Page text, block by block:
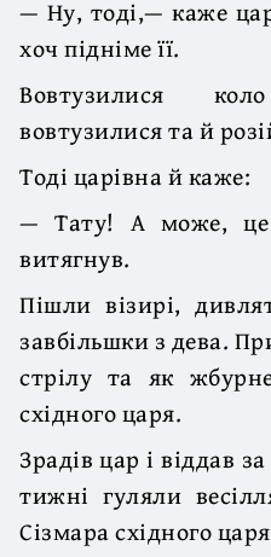
— Ну, тоді,— каже
хоч підніме її.
Вовтузилися
вовтузилися та й
Тоді царівна й каже:
— Тату! А може, це
витягнув.
Пішли візирі,
завбільшки з дева.
стрілу та як
східного царя.
Зрадів цар і віддав
тижні гуляли
Сізмара східного